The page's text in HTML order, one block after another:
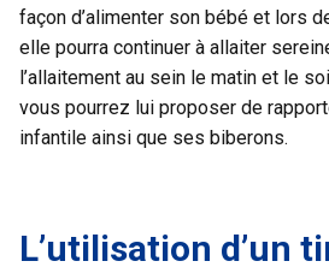
façon d’alimenter son bébé et lors
elle pourra continuer à allaiter
l’allaitement au sein le matin et le
vous pourrez lui proposer de
infantile ainsi que ses biberons.
L’utilisation d’un